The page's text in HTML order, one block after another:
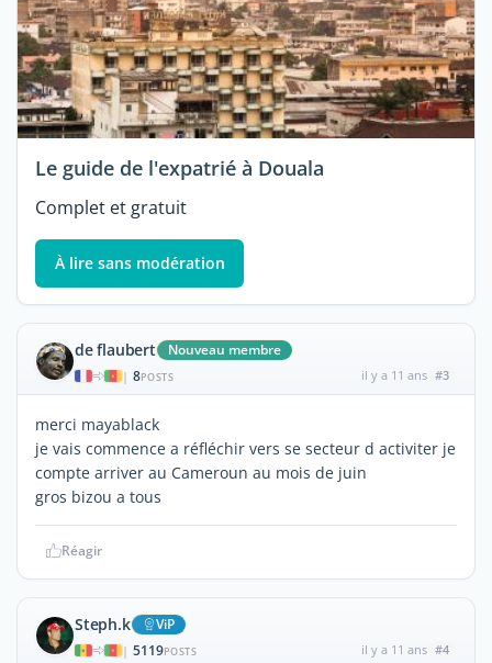
Le guide de l'expatrié à Douala
Complet et gratuit
À lire sans modération
de flaubert Nouveau membre
| 8POSTS il y a 11 ans #3
merci mayablack
je vais commence a réfléchir vers se secteur d activiter je
compte arriver au Cameroun au mois de juin
gros bizou a tous
Réagir
Steph.k ViP
| 5119POSTS il y a 11 ans #4